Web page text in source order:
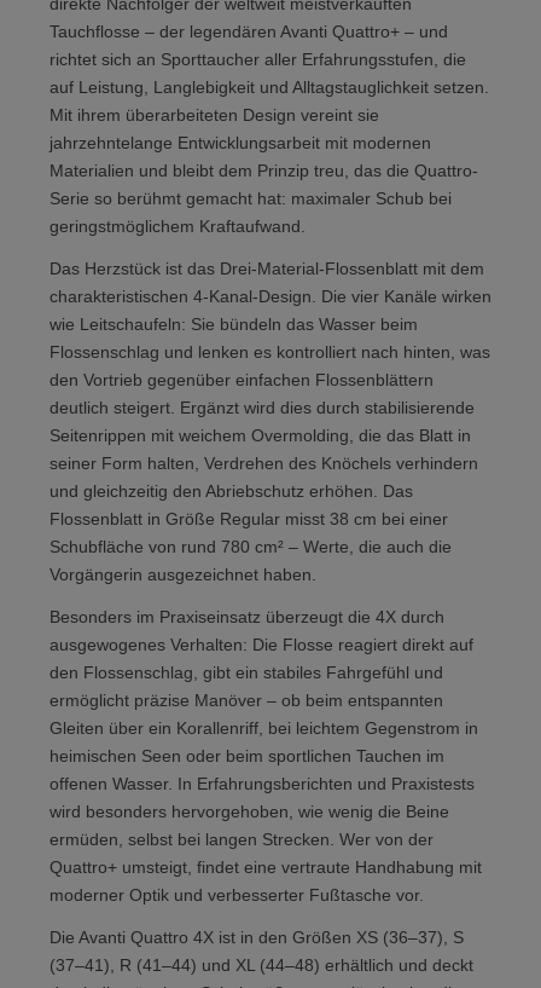
direkte Nachfolger der weltweit meistverkauften
Tauchflosse – der legendären Avanti Quattro+ – und
richtet sich an Sporttaucher aller Erfahrungsstufen, die
auf Leistung, Langlebigkeit und Alltagstauglichkeit setzen.
Mit ihrem überarbeiteten Design vereint sie
jahrzehntelange Entwicklungsarbeit mit modernen
Materialien und bleibt dem Prinzip treu, das die Quattro-
Serie so berühmt gemacht hat: maximaler Schub bei
geringstmöglichem Kraftaufwand.
Das Herzstück ist das Drei-Material-Flossenblatt mit dem
charakteristischen 4-Kanal-Design. Die vier Kanäle wirken
wie Leitschaufeln: Sie bündeln das Wasser beim
Flossenschlag und lenken es kontrolliert nach hinten, was
den Vortrieb gegenüber einfachen Flossenblättern
deutlich steigert. Ergänzt wird dies durch stabilisierende
Seitenrippen mit weichem Overmolding, die das Blatt in
seiner Form halten, Verdrehen des Knöchels verhindern
und gleichzeitig den Abriebschutz erhöhen. Das
Flossenblatt in Größe Regular misst 38 cm bei einer
Schubfläche von rund 780 cm² – Werte, die auch die
Vorgängerin ausgezeichnet haben.
Besonders im Praxiseinsatz überzeugt die 4X durch
ausgewogenes Verhalten: Die Flosse reagiert direkt auf
den Flossenschlag, gibt ein stabiles Fahrgefühl und
ermöglicht präzise Manöver – ob beim entspannten
Gleiten über ein Korallenriff, bei leichtem Gegenstrom in
heimischen Seen oder beim sportlichen Tauchen im
offenen Wasser. In Erfahrungsberichten und Praxistests
wird besonders hervorgehoben, wie wenig die Beine
ermüden, selbst bei langen Strecken. Wer von der
Quattro+ umsteigt, findet eine vertraute Handhabung mit
moderner Optik und verbesserter Fußtasche vor.
Die Avanti Quattro 4X ist in den Größen XS (36–37), S
(37–41), R (41–44) und XL (44–48) erhältlich und deckt